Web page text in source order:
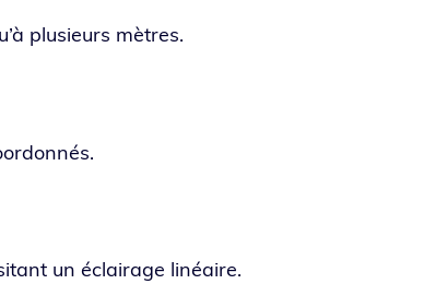
plu­sieurs mètres.
un éclai­rage linéaire.